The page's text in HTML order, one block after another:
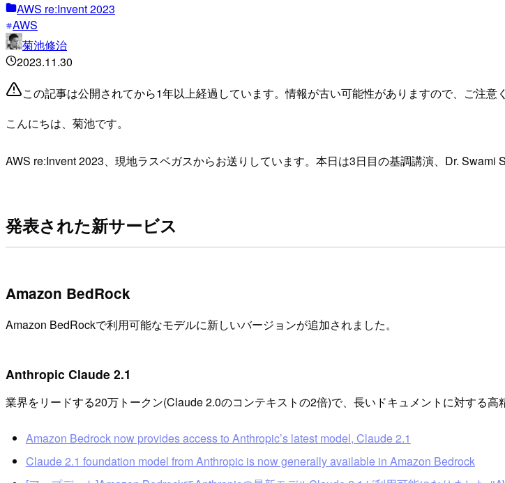
AWS re:Invent 2023
AWS
菊池修治
2023.11.30
この記事は公開されてから1年以上経過しています。情報が古い可能性がありますので、ご注意
こんにちは、菊池です。
AWS re:Invent 2023、現地ラスベガスからお送りしています。本日は3日目の基調講演、Dr.
発表された新サービス
Amazon BedRock
Amazon BedRockで利用可能なモデルに新しいバージョンが追加されました。
Anthropic Claude 2.1
業界をリードする20万トークン(Claude 2.0のコンテキストの2倍)で、長いドキュメントに対する
Amazon Bedrock now provides access to Anthropic’s latest model, Claude 2.1
Claude 2.1 foundation model from Anthropic is now generally available in Amazon Bedrock